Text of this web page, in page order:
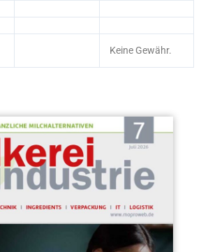
Keine Gewähr.